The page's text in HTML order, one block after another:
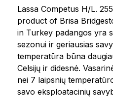
Lassa Competus H/L.
product of Brisa
in Turkey padangos yra
sezonui ir geriausias
temperatūra būna
Celsijų ir didesnė.
nei 7 laipsnių
savo eksploatacinių